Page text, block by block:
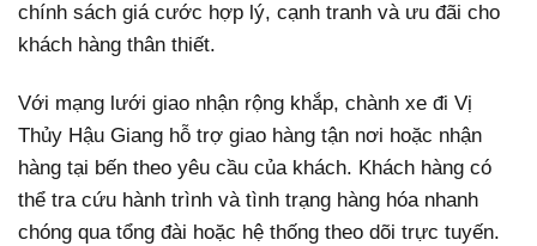
chính sách giá cước hợp lý, cạnh tranh và ưu đãi cho
khách hàng thân thiết.
Với mạng lưới giao nhận rộng khắp, chành xe đi Vị
Thủy Hậu Giang hỗ trợ giao hàng tận nơi hoặc nhận
hàng tại bến theo yêu cầu của khách. Khách hàng có
thể tra cứu hành trình và tình trạng hàng hóa nhanh
chóng qua tổng đài hoặc hệ thống theo dõi trực tuyến.